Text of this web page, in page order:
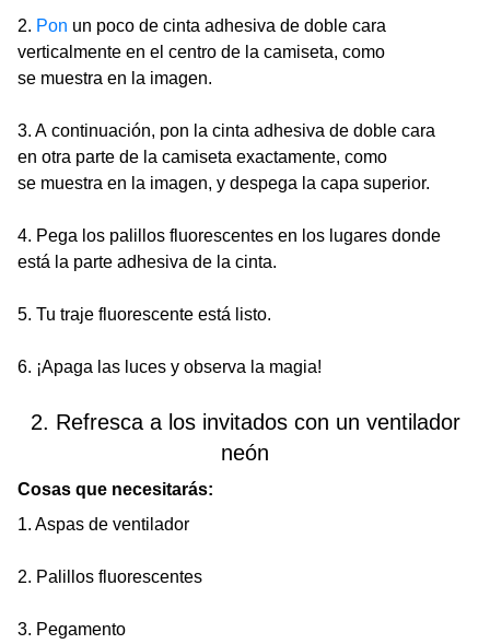
2. Pon un poco de cinta adhesiva de doble cara
verticalmente en el centro de la camiseta, como
se muestra en la imagen.
3. A continuación, pon la cinta adhesiva de doble cara
en otra parte de la camiseta exactamente, como
se muestra en la imagen, y despega la capa superior.
4. Pega los palillos fluorescentes en los lugares donde
está la parte adhesiva de la cinta.
5. Tu traje fluorescente está listo.
6. ¡Apaga las luces y observa la magia!
2. Refresca a los invitados con un ventilador
neón
Cosas que necesitarás:
1. Aspas de ventilador
2. Palillos fluorescentes
3. Pegamento